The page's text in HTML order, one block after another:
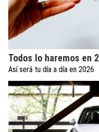
Todos lo haremos en
Así será tu día a día en 2026